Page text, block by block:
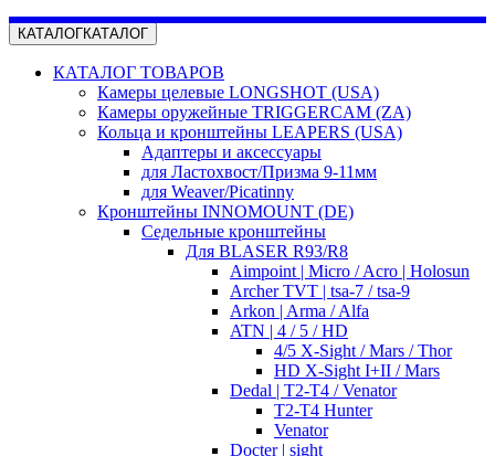
КАТАЛОГКАТАЛОГ
КАТАЛОГ ТОВАРОВ
Камеры целевые LONGSHOT (USA)
Камеры оружейные TRIGGERCAM (ZA)
Кольца и кронштейны LEAPERS (USA)
Адаптеры и аксессуары
для Ластохвост/Призма 9-11мм
для Weaver/Picatinny
Кронштейны INNOMOUNT (DE)
Седельные кронштейны
Для BLASER R93/R8
Aimpoint | Micro / Acro | Holosun
Archer TVT | tsa-7 / tsa-9
Arkon | Arma / Alfa
ATN | 4 / 5 / HD
4/5 X-Sight / Mars / Thor
HD X-Sight I+II / Mars
Dedal | T2-T4 / Venator
T2-T4 Hunter
Venator
Docter | sight